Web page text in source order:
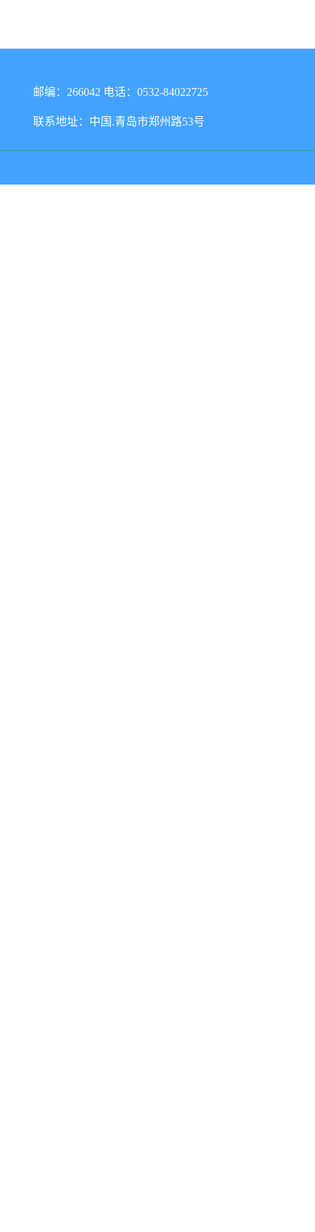
邮编：266042 电话：0532-84022725
联系地址：中国.青岛市郑州路53号